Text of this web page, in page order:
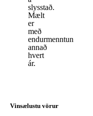
slysstað.
Mælt
er
með
endurmenntun
annað
hvert
ár.
Vinsælustu vörur